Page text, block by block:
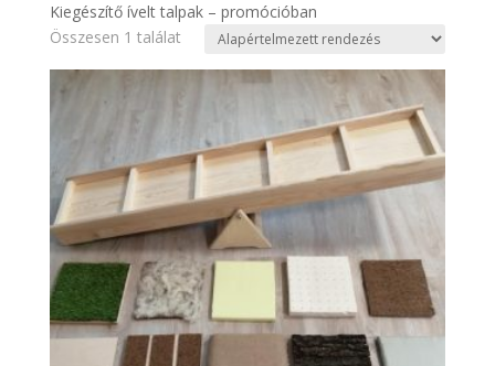
Kiegészítő ívelt talpak – promócióban
Összesen 1 találat